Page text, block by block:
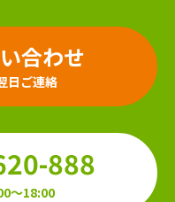
合わせ
日ご連絡
888
～18:00